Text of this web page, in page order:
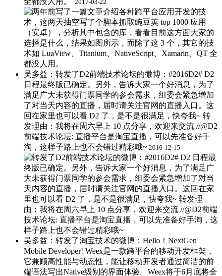
2017-03-22
吴多益：转发了D2前端技术论坛的微博：#2016D2# D2
日程最终版已确定。另外，告诉大家一个好消息，为了
满足广大未获得门票同学的参会需求，组委会紧急增加
了对当天内容的直播，届时请关注官网的直播入口。这
回在家里也可以看 D2 了，是不是很满足，快夸我~ ​转
发理由：我将在周六早上 10 点分享，欢迎来交流 //@D2
前端技术论坛: 直播平台是淘宝直播，可以先准备好手
淘，这样子路上也不会错过精彩哦~ 2016-12-15
吴多益：转发了淘宝技术的微博：Hello！NextGen
Mobile Developer! Weex是一款跨平台的移动开发框架，
它兼顾高性能与动态性，能让移动开发者通过简洁的前
端语法写出Native级别的界面体验。Weex将于6月底将全